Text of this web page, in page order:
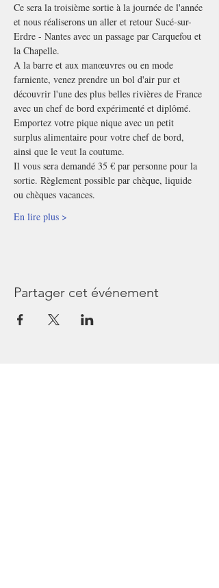
Ce sera la troisième sortie à la journée de l'année
et nous réaliserons un aller et retour Sucé-sur-
Erdre - Nantes avec un passage par Carquefou et
la Chapelle.
A la barre et aux manœuvres ou en mode
farniente, venez prendre un bol d'air pur et
découvrir l'une des plus belles rivières de France
avec un chef de bord expérimenté et diplômé.
Emportez votre pique nique avec un petit
surplus alimentaire pour votre chef de bord,
ainsi que le veut la coutume.
Il vous sera demandé 35 € par personne pour la
sortie. Règlement possible par chèque, liquide
ou chèques vacances.
En lire plus >
Partager cet événement